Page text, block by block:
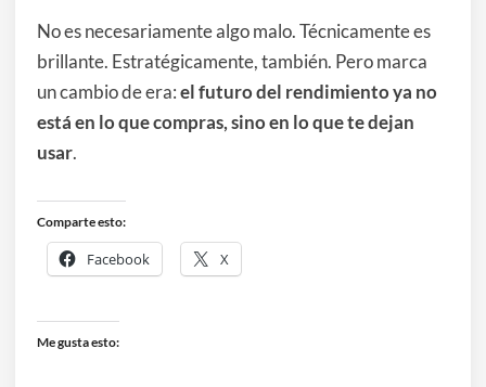
No es necesariamente algo malo. Técnicamente es
brillante. Estratégicamente, también. Pero marca
un cambio de era:el futuro del rendimiento ya no
está en lo que compras, sino en lo que te dejan
usar.
Comparte esto:
Facebook X
Me gusta esto: